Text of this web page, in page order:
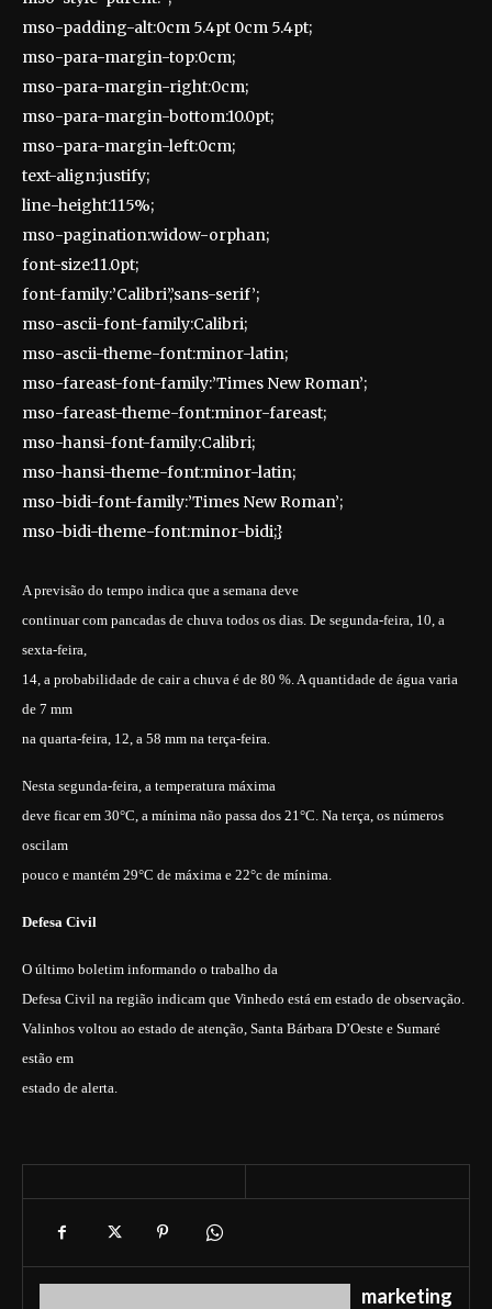
mso-padding-alt:0cm 5.4pt 0cm 5.4pt;
mso-para-margin-top:0cm;
mso-para-margin-right:0cm;
mso-para-margin-bottom:10.0pt;
mso-para-margin-left:0cm;
text-align:justify;
line-height:115%;
mso-pagination:widow-orphan;
font-size:11.0pt;
font-family:’Calibri’,’sans-serif’;
mso-ascii-font-family:Calibri;
mso-ascii-theme-font:minor-latin;
mso-fareast-font-family:’Times New Roman’;
mso-fareast-theme-font:minor-fareast;
mso-hansi-font-family:Calibri;
mso-hansi-theme-font:minor-latin;
mso-bidi-font-family:’Times New Roman’;
mso-bidi-theme-font:minor-bidi;}
A previsão do tempo indica que a semana deve
continuar com pancadas de chuva todos os dias. De segunda-feira, 10, a
sexta-feira,
14, a probabilidade de cair a chuva é de 80 %. A quantidade de água varia
de 7 mm
na quarta-feira, 12, a 58 mm na terça-feira.
Nesta segunda-feira, a temperatura máxima
deve ficar em 30°C, a mínima não passa dos 21°C. Na terça, os números
oscilam
pouco e mantém 29°C de máxima e 22°c de mínima.
Defesa Civil
O último boletim informando o trabalho da
Defesa Civil na região indicam que Vinhedo está em estado de observação.
Valinhos voltou ao estado de atenção, Santa Bárbara D’Oeste e Sumaré
estão em
estado de alerta.
marketing